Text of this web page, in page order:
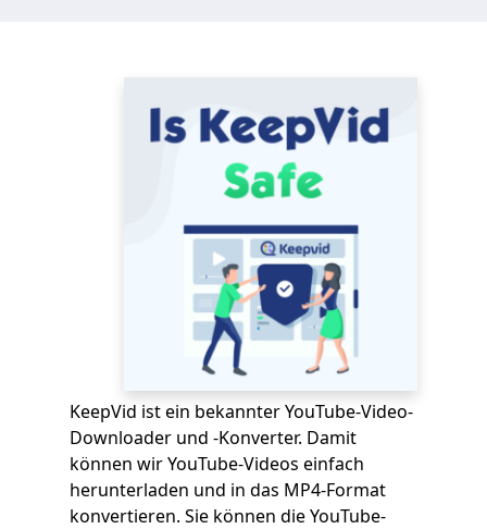
KeepVid ist ein bekannter YouTube-Video-
Downloader und -Konverter. Damit
können wir YouTube-Videos einfach
herunterladen und in das MP4-Format
konvertieren. Sie können die YouTube-